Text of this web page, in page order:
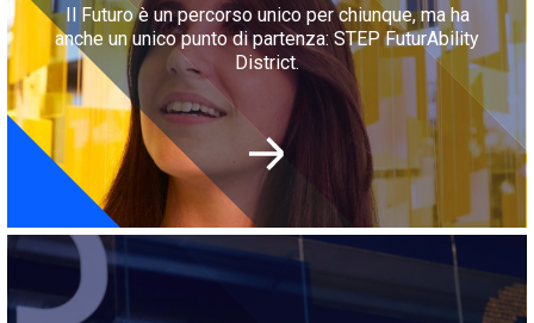
Il Futuro è un percorso unico per chiunque, ma ha
anche un unico punto di partenza: STEP FuturAbility
District.
Immagine